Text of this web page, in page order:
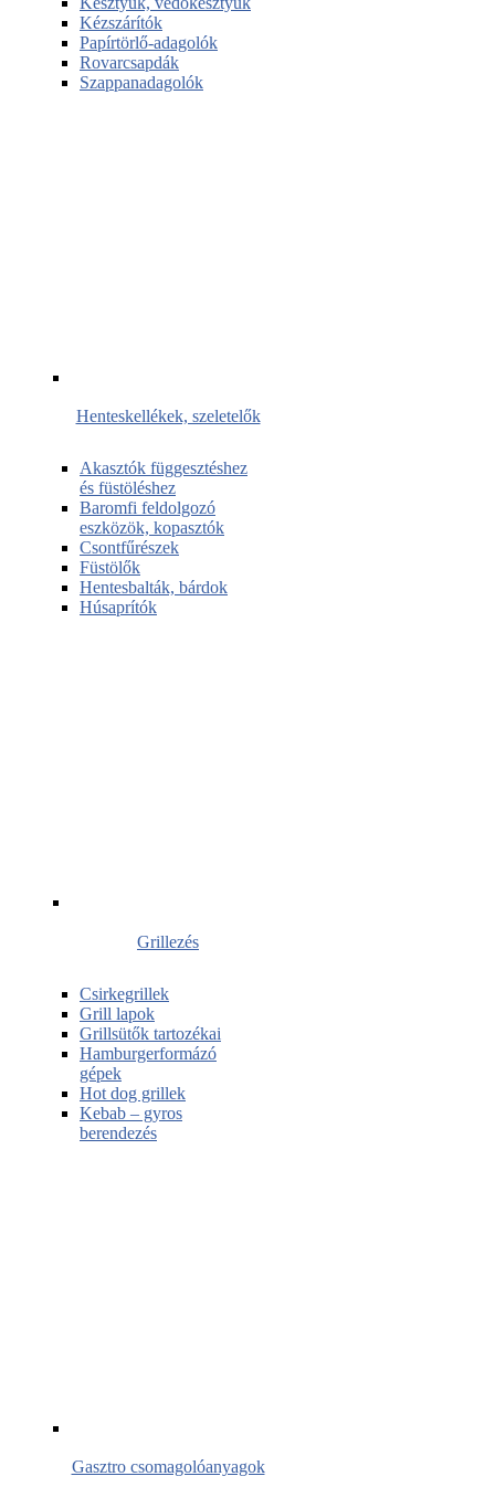
Kézszárítók
Papírtörlő-adagolók
Rovarcsapdák
Szappanadagolók
Henteskellékek, szeletelők
Akasztók függesztéshez
és füstöléshez
Baromfi feldolgozó
eszközök, kopasztók
Csontfűrészek
Füstölők
Hentesbalták, bárdok
Húsaprítók
Grillezés
Csirkegrillek
Grill lapok
Grillsütők tartozékai
Hamburgerformázó
gépek
Hot dog grillek
Kebab – gyros
berendezés
Gasztro csomagolóanyagok